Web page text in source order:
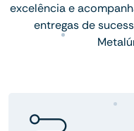
excelência e
entregas de